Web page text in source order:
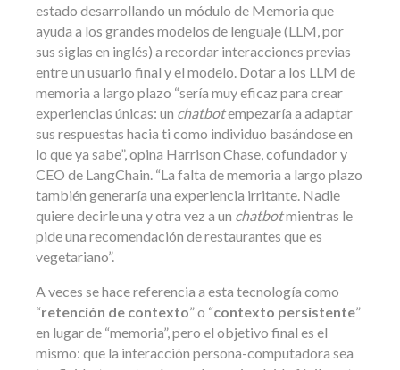
estado desarrollando un módulo de Memoria que
ayuda a los grandes modelos de lenguaje (LLM, por
sus siglas en inglés) a recordar interacciones previas
entre un usuario final y el modelo. Dotar a los LLM de
memoria a largo plazo “sería muy eficaz para crear
experiencias únicas: un chatbotempezaría a adaptar
sus respuestas hacia ti como individuo basándose en
lo que ya sabe”, opina Harrison Chase, cofundador y
CEO de LangChain. “La falta de memoria a largo plazo
también generaría una experiencia irritante. Nadie
quiere decirle una y otra vez a un chatbotmientras le
pide una recomendación de restaurantes que es
vegetariano”.
A veces se hace referencia a esta tecnología como
“retención de contexto” o “contexto persistente”
en lugar de “memoria”, pero el objetivo final es el
mismo: que la interacción persona-computadora sea